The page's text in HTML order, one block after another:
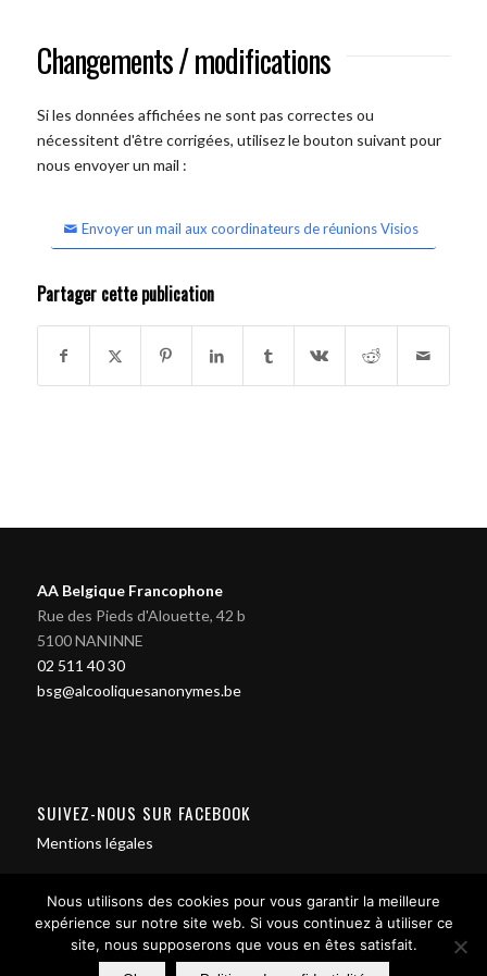
Changements / modifications
Si les données affichées ne sont pas correctes ou
nécessitent d'être corrigées, utilisez le bouton suivant pour
nous envoyer un mail :
Envoyer un mail aux coordinateurs de réunions Visios
Partager cette publication
AA Belgique Francophone
Rue des Pieds d'Alouette, 42 b
5100 NANINNE
02 511 40 30
bsg@alcooliquesanonymes.be
SUIVEZ-NOUS SUR FACEBOOK
Mentions légales
Nous utilisons des cookies pour vous garantir la meilleure
expérience sur notre site web. Si vous continuez à utiliser ce
site, nous supposerons que vous en êtes satisfait.
Contact us